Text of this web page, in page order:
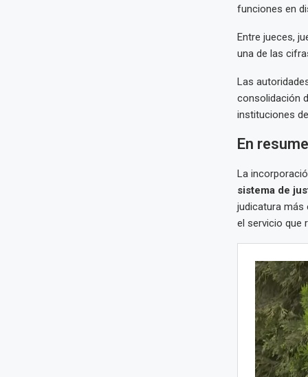
funciones en
Entre jueces,
una de las
Las
consolidación
instituciones
En
La
sistema de
judicatura más
el servicio que